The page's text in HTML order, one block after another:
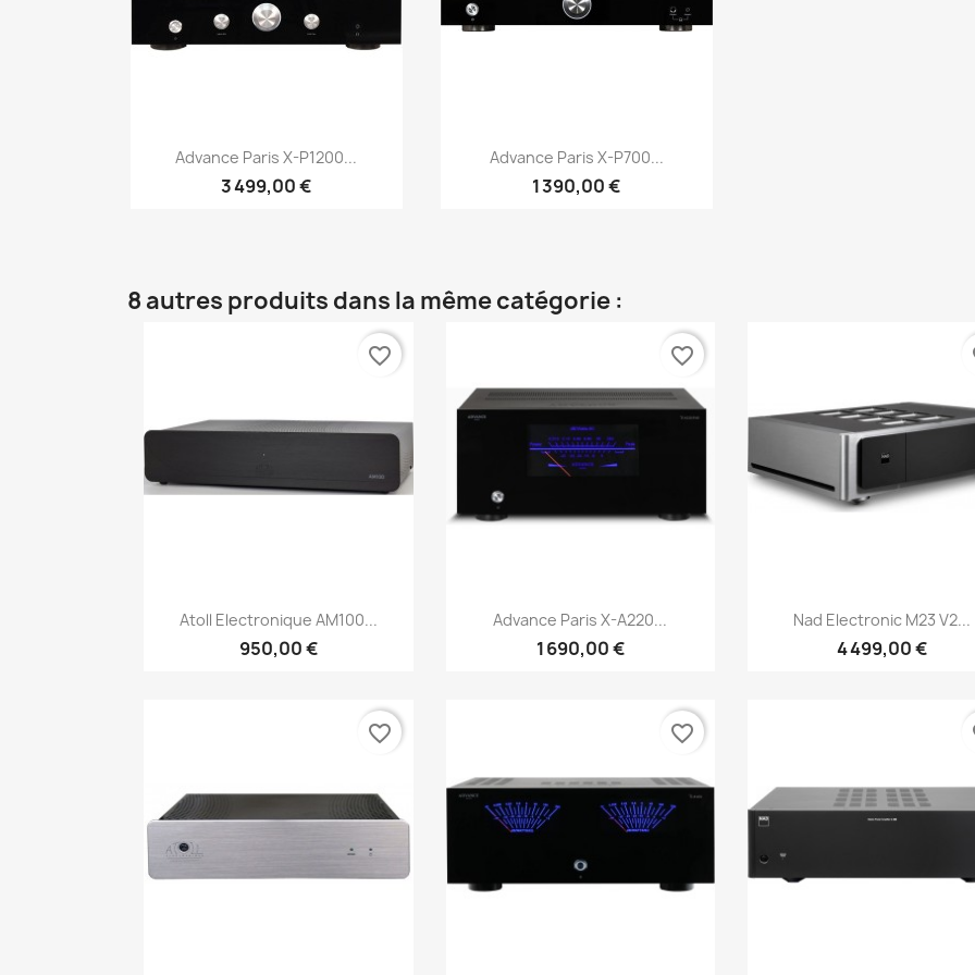
Aperçu rapide
Advance Paris X-P1200...
3 499,00 €
Aperçu rapide
Advance Paris X-P700...
1 390,00 €
8 autres produits dans la même catégorie :
Aperçu rapide
Atoll Electronique AM100...
950,00 €
favorite_border
Aperçu rapide
Advance Paris X-A220...
1 690,00 €
favorite_border
Aperçu rapide
Nad Electronic M23 V2...
4 499,00 €
favorite_border favorite_border